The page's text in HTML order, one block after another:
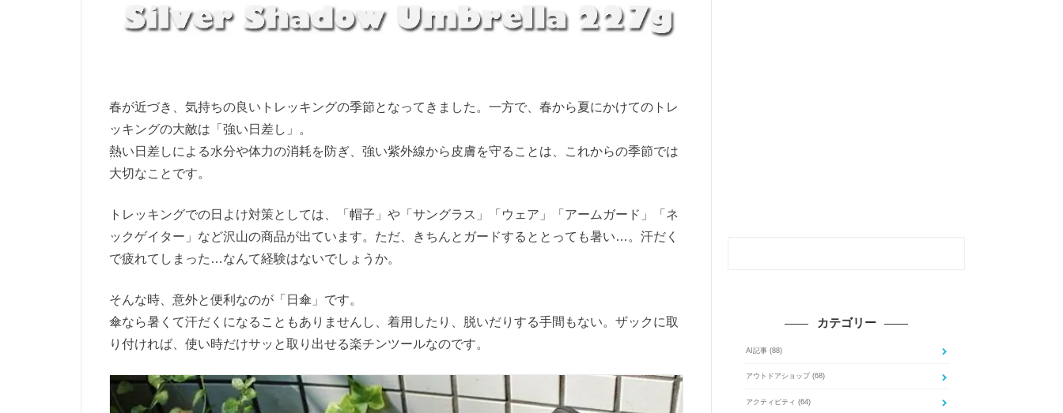
春が近づき、気持ちの良いトレッキングの季節となってきました。一方で、春から夏にかけてのトレ
ッキングの大敵は「強い日差し」。
熱い日差しによる水分や体力の消耗を防ぎ、強い紫外線から皮膚を守ることは、これからの季節では
大切なことです。
トレッキングでの日よけ対策としては、「帽子」や「サングラス」「ウェア」「アームガード」「ネ
ックゲイター」など沢山の商品が出ています。ただ、きちんとガードするととっても暑い…。汗だく
で疲れてしまった…なんて経験はないでしょうか。
そんな時、意外と便利なのが「日傘」です。
傘なら暑くて汗だくになることもありませんし、着用したり、脱いだりする手間もない。ザックに取
り付ければ、使い時だけサッと取り出せる楽チンツールなのです。
カテゴリー
AI記事 (88)
アウトドアショップ (68)
アクティビティ (64)